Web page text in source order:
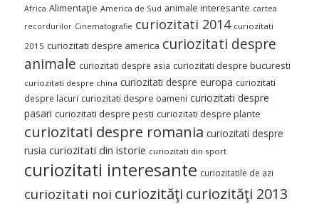
Africa Alimentaţie America de Sud animale interesante cartea
recordurilor Cinematografie curiozitati 2014 curiozitati
2015 curiozitati despre america curiozitati despre
animale curiozitati despre asia curiozitati despre bucuresti
curiozitati despre china curiozitati despre europa curiozitati
despre lacuri curiozitati despre oameni curiozitati despre
pasari curiozitati despre pesti curiozitati despre plante
curiozitati despre romania curiozitati despre
rusia curiozitati din istorie curiozitati din sport
curiozitati interesante curiozitatile de azi
curiozitati noi curiozităţi curiozităţi 2013